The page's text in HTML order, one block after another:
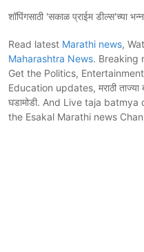
शॉपिंगसाठी 'सकाळ प्राईम डील्स'च्या
Read latest Marathi news,
Maharashtra News. Breaking
Get the Politics,
Education updates, मराठी ताज्या
घडामोडी. And Live taja
the Esakal Marathi news